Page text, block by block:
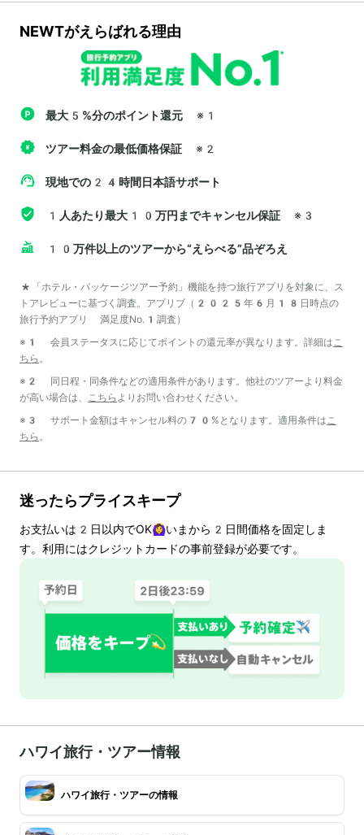
NEWTがえらばれる理由
最大5%分のポイント還元 ※1
ツアー料金の最低価格保証 ※2
現地での24時間日本語サポート
1人あたり最大10万円までキャンセル保証 ※3
10万件以上のツアーから“えらべる”品ぞろえ
*「ホテル・パッケージツアー予約」機能を持つ旅行アプリを対象に、ス
トアレビューに基づく調査。アプリブ（2025年6月18日時点の
旅行予約アプリ 満足度No.1調査）
※1 会員ステータスに応じてポイントの還元率が異なります。詳細は こ
ちら 。
※2 同日程・同条件などの適用条件があります。他社のツアーより料金
が高い場合は、
こちら よりお問い合わせください。
※3 サポート金額はキャンセル料の70%となります。適用条件は こ
ちら 。
迷ったらプライスキープ
お支払いは 2 日以内でOK🙆‍♀️いまから 2 日間価格を固定しま
す。利用にはクレジットカードの事前登録が必要です。
ハワイ旅行・ツアー情報
ハワイ旅行・ツアーの情報